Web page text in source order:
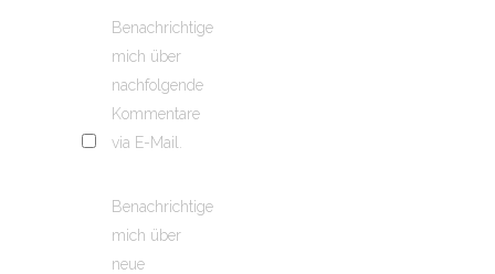
Benachrichtige
mich über
nachfolgende
Kommentare
via E-Mail.
Benachrichtige
mich über
neue